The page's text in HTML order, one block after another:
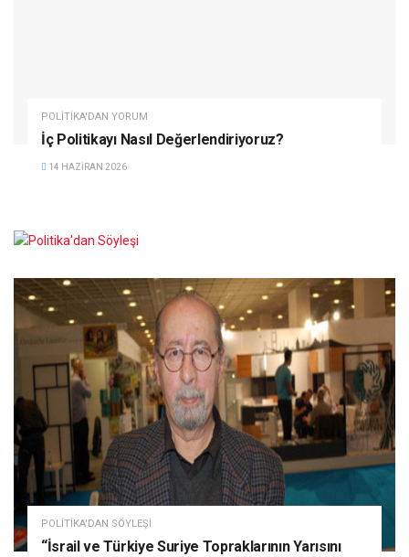
POLITIKA'DAN YORUM
İç Politikayı Nasıl Değerlendiriyoruz?
14 HAZIRAN 2026
POLITIKA'DAN SÖYLEŞI
“İsrail ve Türkiye Suriye Topraklarının Yarısını